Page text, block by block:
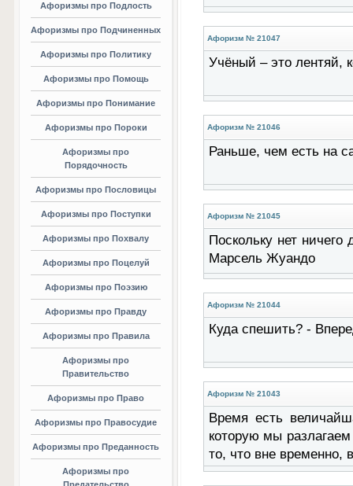
Афоризмы про Подлость
Афоризмы про Подчиненных
Афоризмы про Политику
Афоризмы про Помощь
Афоризмы про Понимание
Афоризмы про Пороки
Афоризмы про
Порядочность
Афоризмы про Пословицы
Афоризмы про Поступки
Афоризмы про Похвалу
Афоризмы про Поцелуй
Афоризмы про Поэзию
Афоризмы про Правду
Афоризмы про Правила
Афоризмы про
Правительство
Афоризмы про Право
Афоризмы про Правосудие
Афоризмы про Преданность
Афоризмы про
Афоризм № 21047
Учёный – это лентяй,
Афоризм № 21046
Раньше, чем есть на
Афоризм № 21045
Поскольку нет ничего
Марсель Жуандо
Афоризм № 21044
Куда спешить? -
Афоризм № 21043
Время есть
которую мы
то, что вне временно,